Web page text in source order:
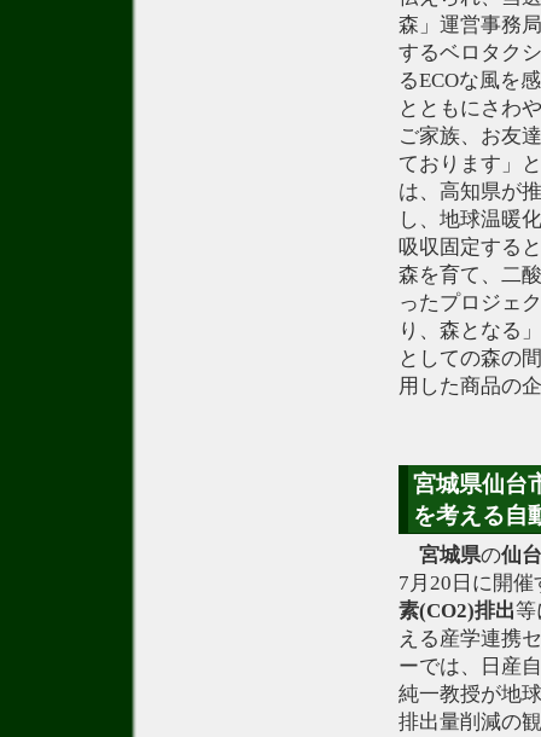
森」運営事務
するベロタク
るECOな風を
とともにさわ
ご家族、お友
ております」
は、高知県が
し、地球温暖
吸収固定する
森を育て、二
ったプロジェ
り、森となる
としての森の
用した商品の
宮城県仙台
を考える自
宮城県の仙
7月20日に開催
素(CO2)排出等
える産学連携
ーでは、日産
純一教授が地
排出量削減の